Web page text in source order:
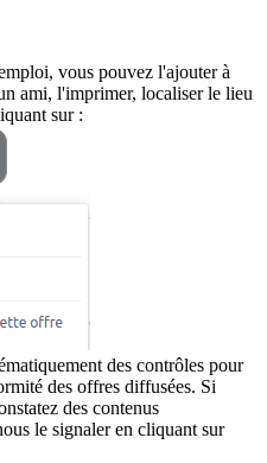
vous pouvez l'ajouter à
ami, l'imprimer, localiser le lieu
sur :
des contrôles pour
des offres diffusées. Si
des contenus
le signaler en cliquant sur